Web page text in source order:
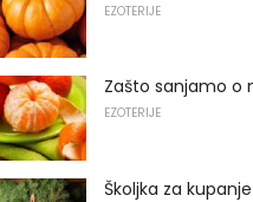
EZOTERIJE
Zašto sanjamo o
EZOTERIJE
Školjka za